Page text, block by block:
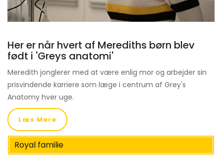
Her er når hvert af Merediths børn blev
født i 'Greys anatomi'
Meredith jonglerer med at være enlig mor og arbejder sin
prisvindende karriere som læge i centrum af Grey's
Anatomy hver uge.
Læs Mere
Royal familie